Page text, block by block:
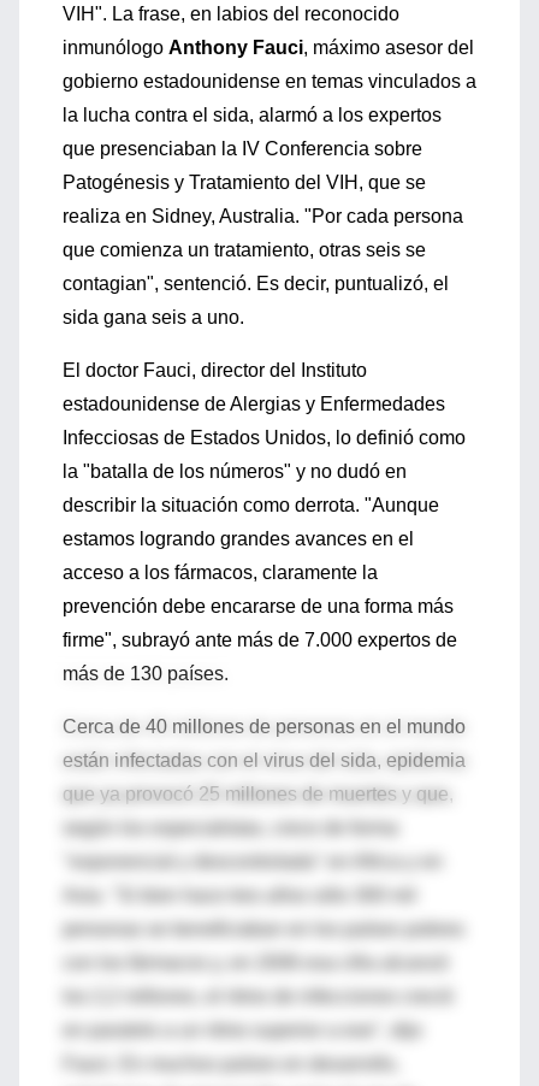
VIH". La frase, en labios del reconocido
inmunólogo Anthony Fauci, máximo asesor del
gobierno estadounidense en temas vinculados a
la lucha contra el sida, alarmó a los expertos
que presenciaban la IV Conferencia sobre
Patogénesis y Tratamiento del VIH, que se
realiza en Sidney, Australia. "Por cada persona
que comienza un tratamiento, otras seis se
contagian", sentenció. Es decir, puntualizó, el
sida gana seis a uno.
El doctor Fauci, director del Instituto
estadounidense de Alergias y Enfermedades
Infecciosas de Estados Unidos, lo definió como
la "batalla de los números" y no dudó en
describir la situación como derrota. "Aunque
estamos logrando grandes avances en el
acceso a los fármacos, claramente la
prevención debe encararse de una forma más
firme", subrayó ante más de 7.000 expertos de
más de 130 países.
Cerca de 40 millones de personas en el mundo
están infectadas con el virus del sida, epidemia
que ya provocó 25 millones de muertes y que,
según los especialistas, crece de forma
en paralelo a un ritmo superior a ese", dijo